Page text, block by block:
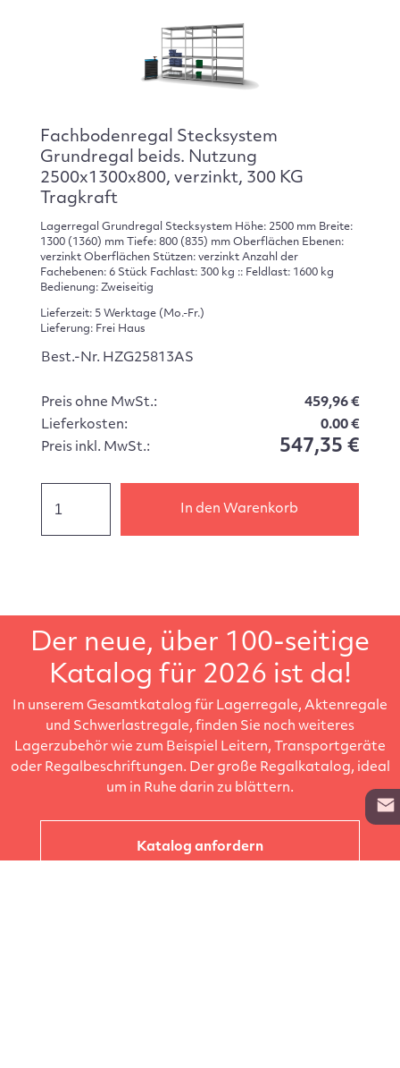
Fachbodenregal Stecksystem
Grundregal beids. Nutzung
2500x1300x800, verzinkt, 300 KG
Tragkraft
Lagerregal Grundregal Stecksystem Höhe: 2500 mm Breite:
1300 (1360) mm Tiefe: 800 (835) mm Oberflächen Ebenen:
verzinkt Oberflächen Stützen: verzinkt Anzahl der
Fachebenen: 6 Stück Fachlast: 300 kg :: Feldlast: 1600 kg
Bedienung: Zweiseitig
Lieferzeit: 5 Werktage (Mo.-Fr.)
Lieferung: Frei Haus
Best.-Nr. HZG25813AS
Preis ohne MwSt.:
459,96 €
Lieferkosten:
0.00 €
Preis inkl. MwSt.:
547,35 €
In den Warenkorb
Der neue, über 100-seitige
Katalog für 2026 ist da!
In unserem Gesamtkatalog für Lagerregale, Aktenregale
und Schwerlastregale, finden Sie noch weiteres
Lagerzubehör wie zum Beispiel Leitern, Transportgeräte
oder Regalbeschriftungen. Der große Regalkatalog, ideal
um in Ruhe darin zu blättern.
Katalog anfordern